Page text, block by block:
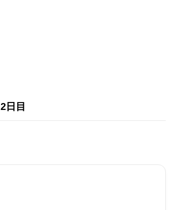
2日目